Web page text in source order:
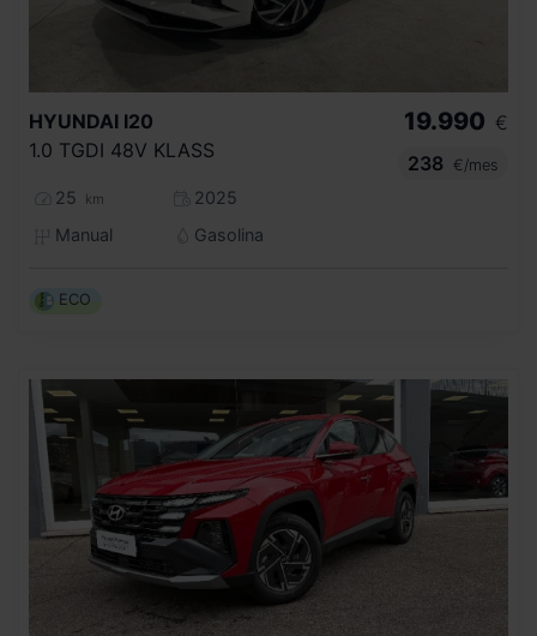
HYUNDAI I20
1.0 TGDI 48V KLASS
25 km
2025
Manual
Gasolina
19.990 €
238
€/mes
ECO